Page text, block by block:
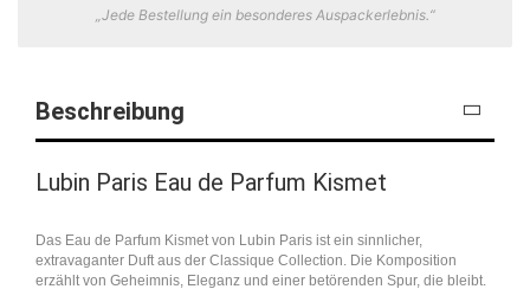
„Jede Bestellung ein besonderes Auspackerlebnis.“
Beschreibung
Lubin Paris Eau de Parfum Kismet
Das Eau de Parfum Kismet von Lubin Paris ist ein sinnlicher,
extravaganter Duft aus der Classique Collection. Die Komposition
erzählt von Geheimnis, Eleganz und einer betörenden Spur, die bleibt.